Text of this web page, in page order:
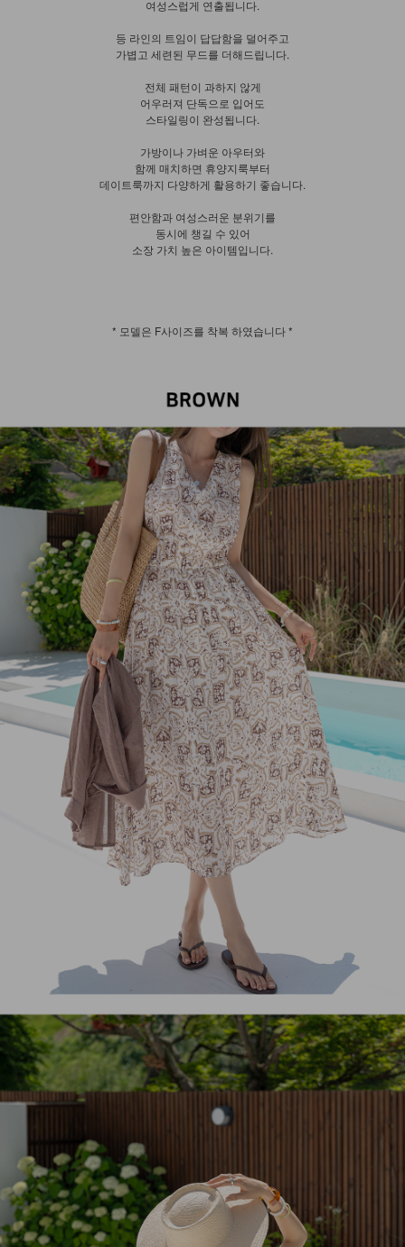
여성스럽게 연출됩니다.
등 라인의 트임이 답답함을 덜어주고
가볍고 세련된 무드를 더해드립니다.
전체 패턴이 과하지 않게
어우러져 단독으로 입어도
스타일링이 완성됩니다.
가방이나 가벼운 아우터와
함께 매치하면 휴양지룩부터
데이트룩까지 다양하게 활용하기 좋습니다.
편안함과 여성스러운 분위기를
동시에 챙길 수 있어
소장 가치 높은 아이템입니다.
* 모델은 F사이즈를 착복 하였습니다 *